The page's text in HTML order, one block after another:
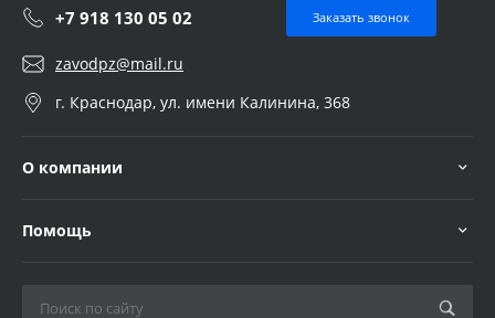
+7 918 130 05 02 Заказать звонок
zavodpz@mail.ru
г. Краснодар, ул. имени Калинина, 368
О компании
Помощь